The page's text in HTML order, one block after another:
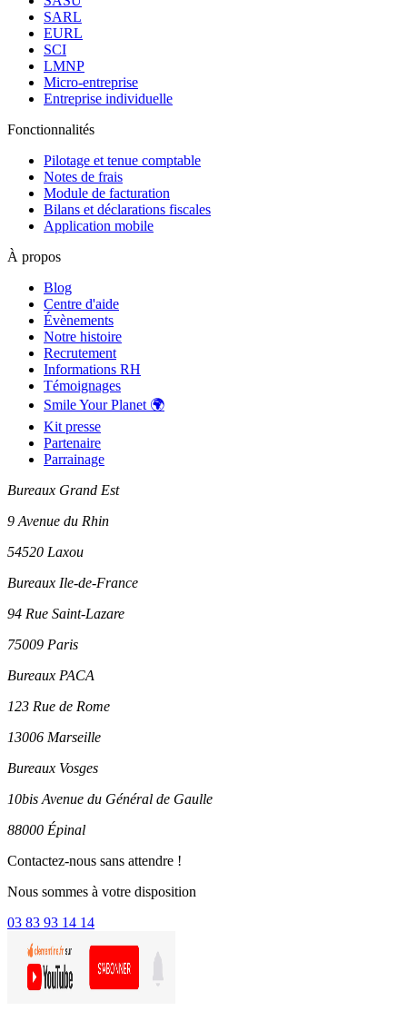
SARL
EURL
SCI
LMNP
Micro-entreprise
Entreprise individuelle
Fonctionnalités
Pilotage et tenue comptable
Notes de frais
Module de facturation
Bilans et déclarations fiscales
Application mobile
À propos
Blog
Centre d'aide
Évènements
Notre histoire
Recrutement
Informations RH
Témoignages
Smile Your Planet 🌍
Kit presse
Partenaire
Parrainage
Bureaux Grand Est
9 Avenue du Rhin
54520 Laxou
Bureaux Ile-de-France
94 Rue Saint-Lazare
75009 Paris
Bureaux PACA
123 Rue de Rome
13006 Marseille
Bureaux Vosges
10bis Avenue du Général de Gaulle
88000 Épinal
Contactez-nous sans attendre !
Nous sommes à votre disposition
03 83 93 14 14